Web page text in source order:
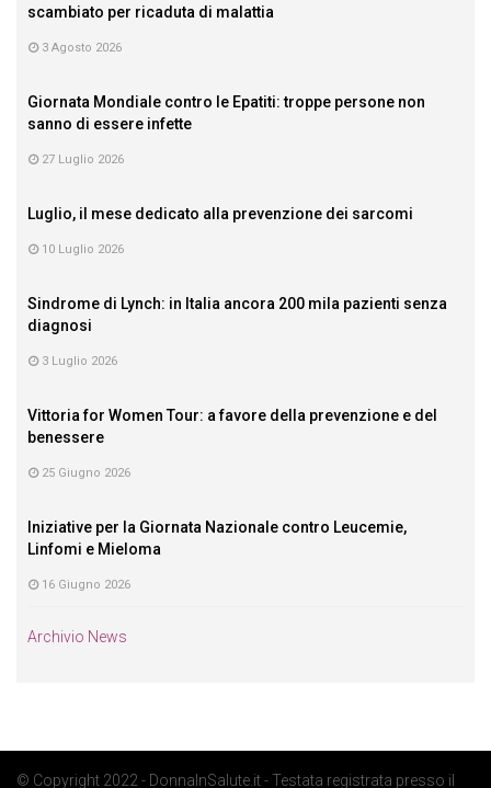
scambiato per ricaduta di malattia
3 Agosto 2026
Giornata Mondiale contro le Epatiti: troppe persone non
sanno di essere infette
27 Luglio 2026
Luglio, il mese dedicato alla prevenzione dei sarcomi
10 Luglio 2026
Sindrome di Lynch: in Italia ancora 200 mila pazienti senza
diagnosi
3 Luglio 2026
Vittoria for Women Tour: a favore della prevenzione e del
benessere
25 Giugno 2026
Iniziative per la Giornata Nazionale contro Leucemie,
Linfomi e Mieloma
16 Giugno 2026
Archivio News
© Copyright 2022 - DonnaInSalute.it - Testata registrata presso il